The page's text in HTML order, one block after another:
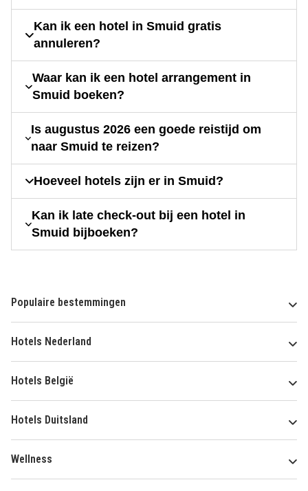
Kan ik een hotel in Smuid gratis
annuleren?
Waar kan ik een hotel arrangement in
Smuid boeken?
Is augustus 2026 een goede reistijd om
naar Smuid te reizen?
Hoeveel hotels zijn er in Smuid?
Kan ik late check-out bij een hotel in
Smuid bijboeken?
Populaire bestemmingen
Hotels Nederland
Hotels België
Hotels Duitsland
Wellness